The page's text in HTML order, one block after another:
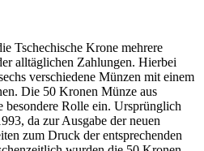
Tschechische Krone mehrere
alltäglichen Zahlungen. Hierbei
verschiedene Münzen mit einem
Die 50 Kronen Münze aus
besondere Rolle ein. Ursprünglich
da zur Ausgabe der neuen
zum Druck der entsprechenden